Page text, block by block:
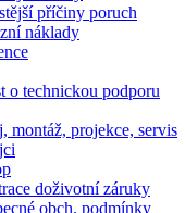
příčiny poruch
náklady
o technickou podporu
montáž, projekce, servis
doživotní záruky
obch. podmínky